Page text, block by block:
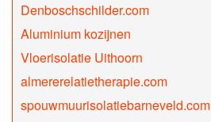
Denboschschilder.com
Aluminium kozijnen
Vloerisolatie Uithoorn
almererelatietherapie.com
spouwmuurisolatiebarneveld.com